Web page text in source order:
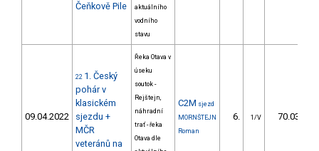
Čeňkově Pile
aktuálního
vodního
stavu
09.04.2022
22 1. Český
pohár v
klasickém
sjezdu +
MČR
veteránů na
Řeka Otava v
úseku
soutok -
Rejštejn,
náhradní
trať - řeka
Otava dle
C2M sjezd
MORNŠTEJN
Roman
6. 1/V 70.03